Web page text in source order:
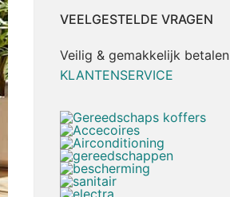
VEELGESTELDE VRAGEN
Veilig & gemakkelijk betalen
KLANTENSERVICE